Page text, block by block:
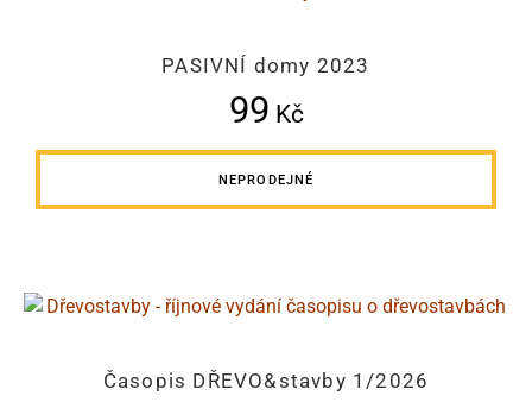
PASIVNÍ domy 2023
99 Kč
NEPRODEJNÉ
Časopis DŘEVO&stavby 1/2026